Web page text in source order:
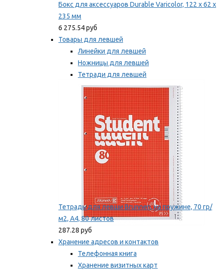
Бокс для аксессуаров Durable Varicolor, 122 x 62 x
235 мм
6 275.54 руб
Товары для левшей
Линейки для левшей
Ножницы для левшей
Тетради для левшей
Точилки для левшей
Мы рекомендуем
Тетрадь для левши Brunnen, на пружине, 70 гр/
м2, А4, 80 листов
287.28 руб
Хранение адресов и контактов
Телефонная книга
Хранение визитных карт